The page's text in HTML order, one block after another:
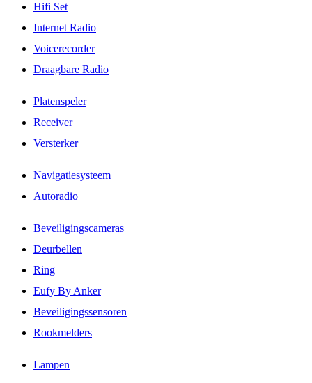
Hifi Set
Internet Radio
Voicerecorder
Draagbare Radio
Platenspeler
Receiver
Versterker
Navigatiesysteem
Autoradio
Beveiligingscameras
Deurbellen
Ring
Eufy By Anker
Beveiligingssensoren
Rookmelders
Lampen